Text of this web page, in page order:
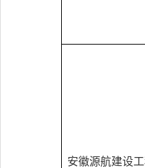
安徽源航建设